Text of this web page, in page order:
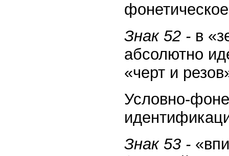
Знак 52 - в
абсолютно
«черт и
Условно-
Знак 53 -